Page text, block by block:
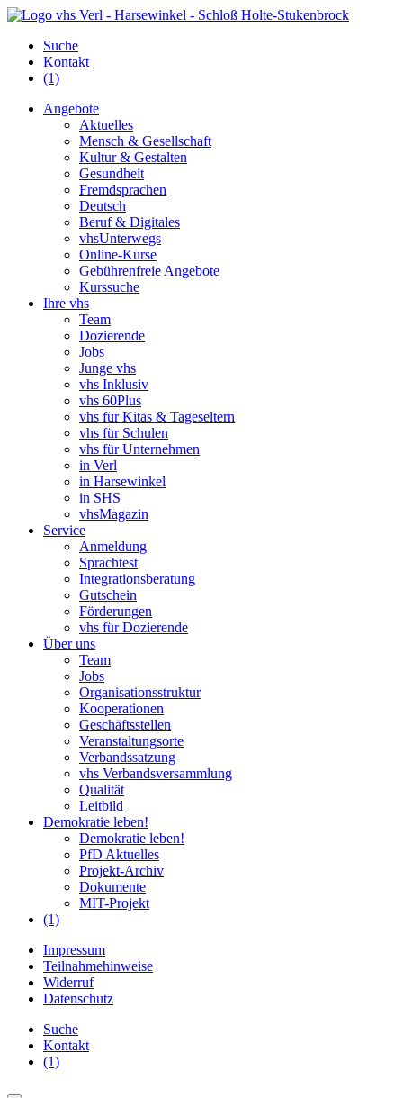
Suche
Kontakt
(1)
Angebote
Aktuelles
Mensch & Gesellschaft
Kultur & Gestalten
Gesundheit
Fremdsprachen
Deutsch
Beruf & Digitales
vhsUnterwegs
Online-Kurse
Gebührenfreie Angebote
Kurssuche
Ihre vhs
Team
Dozierende
Jobs
Junge vhs
vhs Inklusiv
vhs 60Plus
vhs für Kitas & Tageseltern
vhs für Schulen
vhs für Unternehmen
in Verl
in Harsewinkel
in SHS
vhsMagazin
Service
Anmeldung
Sprachtest
Integrationsberatung
Gutschein
Förderungen
vhs für Dozierende
Über uns
Team
Jobs
Organisationsstruktur
Kooperationen
Geschäftsstellen
Veranstaltungsorte
Verbandssatzung
vhs Verbandsversammlung
Qualität
Leitbild
Demokratie leben!
Demokratie leben!
PfD Aktuelles
Projekt-Archiv
Dokumente
MIT-Projekt
(1)
Impressum
Teilnahmehinweise
Widerruf
Datenschutz
Suche
Kontakt
(1)